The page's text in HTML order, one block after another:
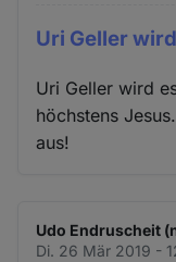
Uri Geller
Uri Geller wird
höchstens
aus!
Udo Endruscheit
Di. 26 Mär 2019 -